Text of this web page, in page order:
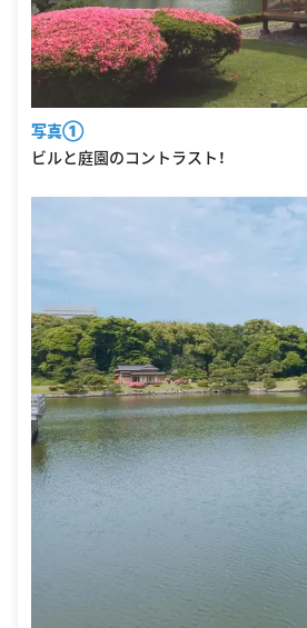
写真①
ビルと庭園のコントラスト！